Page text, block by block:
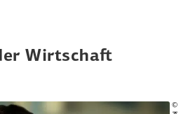
Wirtschaft